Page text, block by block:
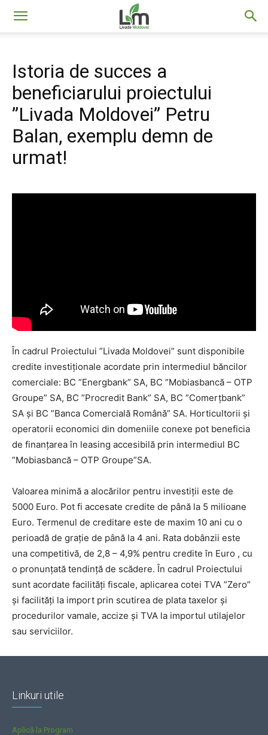
Livada
Moldovei
Istoria de succes a
beneficiarului proiectului
”Livada Moldovei” Petru
Balan, exemplu demn de
urmat!
În cadrul Proiectului ”Livada Moldovei” sunt disponibile
credite investiționale acordate prin intermediul băncilor
comerciale: BC ”Energbank” SA, BC ”Mobiasbancă – OTP
Groupe” SA, BC ”Procredit Bank” SA, BC ”Comerțbank”
SA și BC ”Banca Comercială Română” SA. Horticultorii și
operatorii economici din domeniile conexe pot beneficia
de finanțarea în leasing accesibilă prin intermediul BC
”Mobiasbancă – OTP Groupe”SA.
Valoarea minimă a alocărilor pentru investiții este de
5000 Euro. Pot fi accesate credite de până la 5 milioane
Euro. Termenul de creditare este de maxim 10 ani cu o
perioadă de grație de până la 4 ani. Rata dobânzii este
una competitivă, de 2,8 – 4,9% pentru credite în Euro , cu
o pronunțată tendință de scădere. În cadrul Proiectului
sunt acordate facilități fiscale, aplicarea cotei TVA ”Zero”
și facilități la import prin scutirea de plata taxelor și
procedurilor vamale, accize și TVA la importul utilajelor
sau serviciilor.
Linkuri utile
Aplică la Program